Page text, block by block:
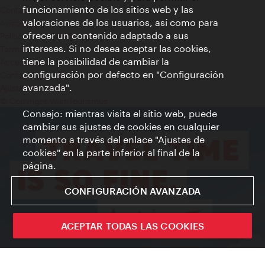
Contacto
Aviso legal
Política de privacidad de datos
Terms of Use
Accesibilidad
Contacto para la prensa
Ajustes de cookie
funcionamiento de los sitios web y las
valoraciones de los usuarios, así como para
ofrecer un contenido adaptado a sus
intereses. Si no desea aceptar las cookies,
tiene la posibilidad de cambiar la
configuración por defecto en "Configuración
avanzada".
Consejo: mientras visita el sitio web, puede
cambiar sus ajustes de cookies en cualquier
momento a través del enlace "Ajustes de
cookies" en la parte inferior al final de la
página.
CONFIGURACIÓN AVANZADA
ACEPTAR TODAS LAS COOKIES